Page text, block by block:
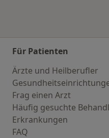
Für Patienten
Ärzte und Heilberufler
Frag einen Arzt
Häufig gesuchte
Erkrankungen
FAQ